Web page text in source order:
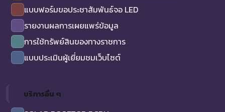
แบบฟอร์มขอประชาสัมพันธ์จอ LED
รายงานผลการเผยแพร่ข้อมูล
การใช้ทรัพย์สินของทางราชการ
แบบประเมินผู้เยี่ยมชมเว็บไซต์
บริการอื่น ๆ